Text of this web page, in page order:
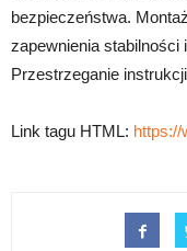
bezpieczeństwa.
zapewnienia stabilności
Przestrzeganie
Link tagu HTML: https://